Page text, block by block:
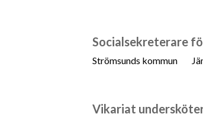
Socialsekreterare
Strömsunds kommun
Vikariat